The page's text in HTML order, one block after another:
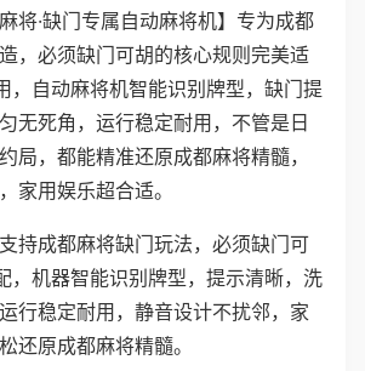
麻将·缺门专属自动麻将机】专为成都
，必须缺门可胡的核心规则完美适
，自动麻将机智能识别牌型，缺门提
无死角，运行稳定耐用，不管是日
局，都能精准还原成都麻将精髓，
家用娱乐超合适。
持成都麻将缺门玩法，必须缺门可
，机器智能识别牌型，提示清晰，洗
行稳定耐用，静音设计不扰邻，家
还原成都麻将精髓。